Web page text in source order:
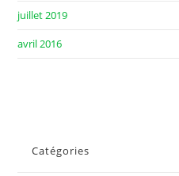
juillet 2019
avril 2016
Catégories